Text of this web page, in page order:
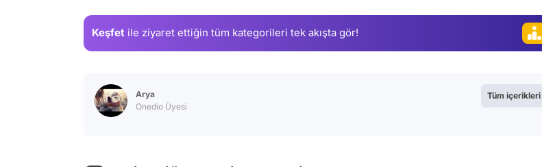
Keşfet ile ziyaret ettiğin tüm kategorileri tek akışta gör!
Arya
Onedio Üyesi
Tüm içerikleri